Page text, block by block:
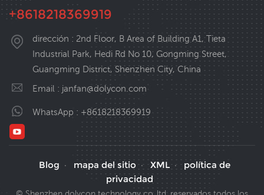
+8618218369919
dirección : 2nd Floor, B Area of Building A1, Tieta
Industrial Park, Hedi Rd No 10, Gongming Street,
Guangming District, Shenzhen City, China
Email : janfan@dolycon.com
WhatsApp : +8618218369919
Blog · mapa del sitio · XML ·
política de
privacidad